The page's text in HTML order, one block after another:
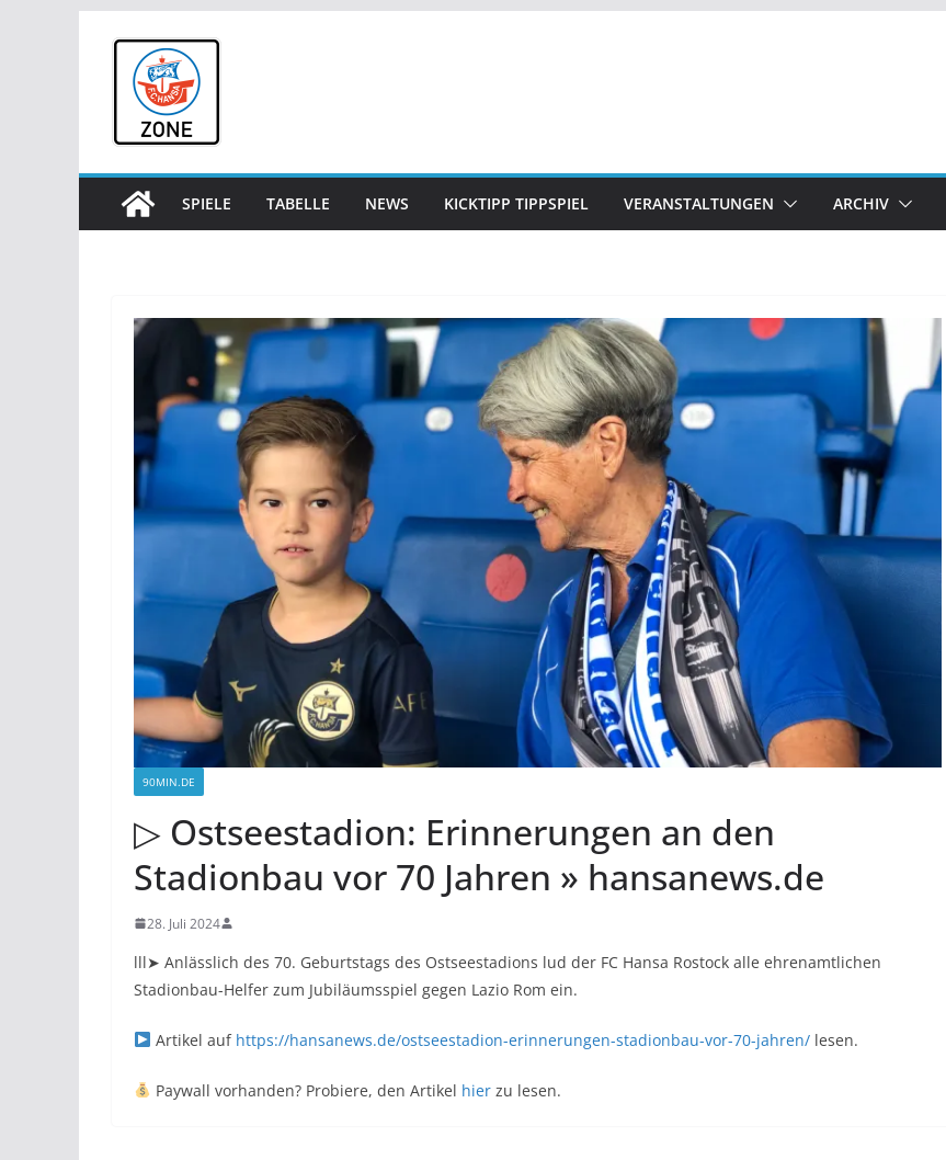
springen
SPIELE TABELLE NEWS KICKTIPP TIPPSPIEL VERANSTALTUNGEN ARCHIV
90MIN.DE
▷ Ostseestadion: Erinnerungen an den
Stadionbau vor 70 Jahren » hansanews.de
28. Juli 2024
lll➤ Anlässlich des 70. Geburtstags des Ostseestadions lud der FC Hansa Rostock alle ehrenamtlichen
Stadionbau-Helfer zum Jubiläumsspiel gegen Lazio Rom ein.
Artikel auf https://hansanews.de/ostseestadion-erinnerungen-stadionbau-vor-70-jahren/lesen.
Paywall vorhanden? Probiere, den Artikel hierzu lesen.